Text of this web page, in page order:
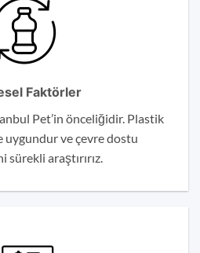
Faktörler
Pet’in önceliğidir. Plastik
ve çevre dostu
araştırırız.